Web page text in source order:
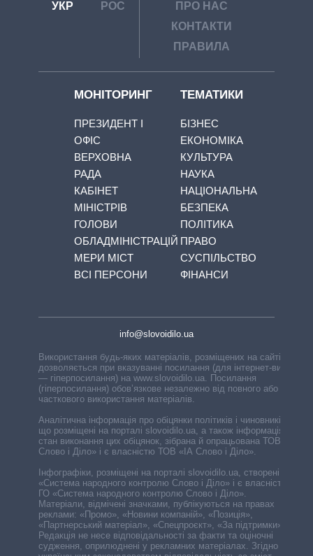
УКР РОС
ПРО НАС
КОНТАКТИ
ПРАВИЛА
МОНІТОРИНГ
ПРЕЗИДЕНТ І
ОФІС
ВЕРХОВНА
РАДА
КАБІНЕТ
МІНІСТРІВ
ГОЛОВИ
ОБЛАДМІНІСТРАЦІЙ
МЕРИ МІСТ
ВСІ ПЕРСОНИ
ТЕМАТИКИ
БІЗНЕС
ЕКОНОМІКА
КУЛЬТУРА
НАУКА
НАЦІОНАЛЬНА
БЕЗПЕКА
ПОЛІТИКА
ПРАВО
СУСПІЛЬСТВО
ФІНАНСИ
info@slovoidilo.ua
Використання будь-яких матеріалів, розміщених на сайті,
дозволяється при вказуванні посилання (для інтернет-видань
— гіперпосилання) на www.slovoidilo.ua. Посилання
(гіперпосилання) обов’язкове незалежно від повного або
часткового використання матеріалів.
Аналітична інформація про обіцянки політиків і чиновників,
що розміщені на порталі slovoidilo.ua, а також інформація про
стан виконання цих обіцянок, зібрана й опрацьована ТОВ «ІА
Слово і Діло» і є власністю ТОВ «ІА Слово і Діло».
Інфографіки, розміщені на порталі slovoidilo.ua, створені ГО
«Система народного контролю Слово і Діло» і є власністю
ГО «Система народного контролю Слово і Діло».
Матеріали, відмічені значками, публікуються на правах
реклами: «Промо», «Новини компаній», «Позиція»,
«Партнерський матеріал», «Спецпроєкт», «За підтримки».
Редакція не несе відповідальності за факти та оціночні
судження, оприлюднені у рекламних матеріалах. Згідно з